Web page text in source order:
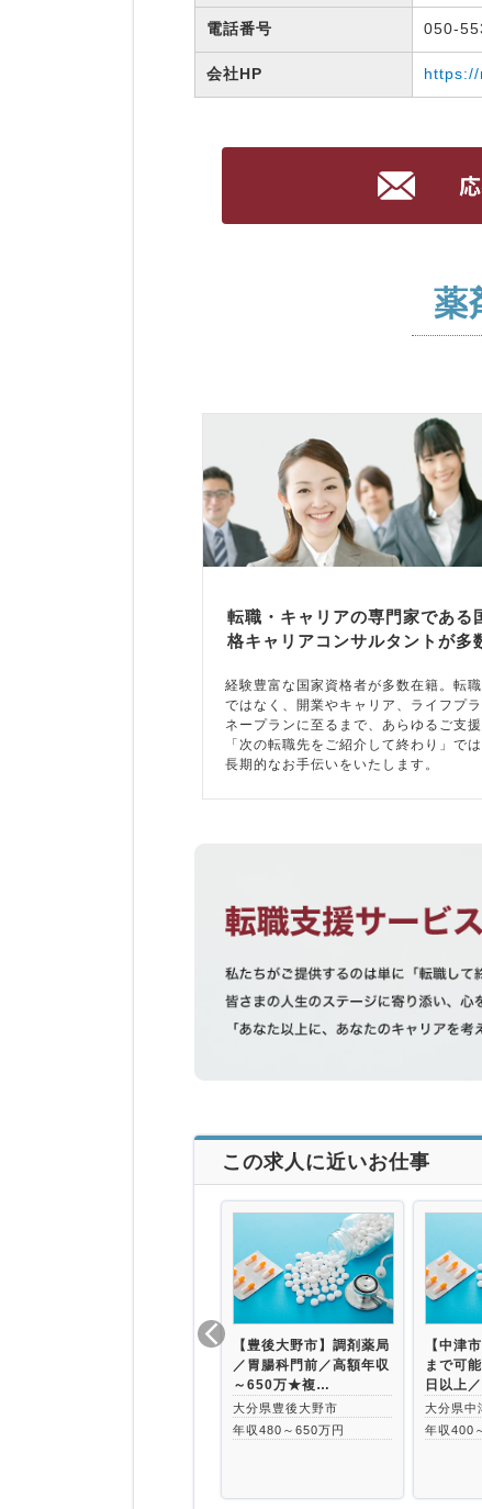
電話番号 050-
会社HP
薬
転職・キャリアの専門家である
格キャリアコンサルタントが多
経験豊富な国家資格者が多数在籍。転
ではなく、開業やキャリア、ライフプ
ネープランに至るまで、あらゆるご支援
「次の転職先をご紹介して終わり」では
長期的なお手伝いをいたします。
この求人に近いお仕事
【豊後大野市】調剤薬局
／胃腸科門前／高額年収
～650万★複…
大分県豊後大野市
年収480～650万円
【中津
まで可
日以上
大分県中
年収400